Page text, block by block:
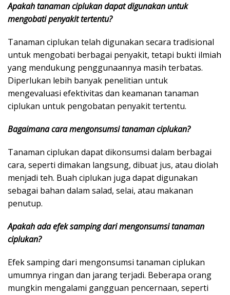
Apakah tanaman ciplukan dapat digunakan untuk
mengobati penyakit tertentu?
Tanaman ciplukan telah digunakan secara tradisional
untuk mengobati berbagai penyakit, tetapi bukti ilmiah
yang mendukung penggunaannya masih terbatas.
Diperlukan lebih banyak penelitian untuk
mengevaluasi efektivitas dan keamanan tanaman
ciplukan untuk pengobatan penyakit tertentu.
Bagaimana cara mengonsumsi tanaman ciplukan?
Tanaman ciplukan dapat dikonsumsi dalam berbagai
cara, seperti dimakan langsung, dibuat jus, atau diolah
menjadi teh. Buah ciplukan juga dapat digunakan
sebagai bahan dalam salad, selai, atau makanan
penutup.
Apakah ada efek samping dari mengonsumsi tanaman
ciplukan?
Efek samping dari mengonsumsi tanaman ciplukan
umumnya ringan dan jarang terjadi. Beberapa orang
mungkin mengalami gangguan pencernaan, seperti